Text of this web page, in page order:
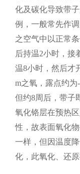
化及碳化导致带
例，一般常先作
之空气中以正常
后持温2小时，接
温8小时，然后才
m之氧，露点约为
但约8周后，带子
氧化铬层在预热
性，故表面氧化
一样，但因温度
化，此氧化、还